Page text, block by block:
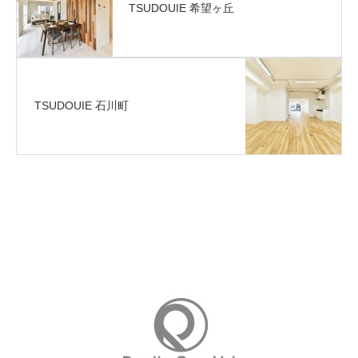
TSUDOUIE 希望ヶ丘
TSUDOUIE 石川町